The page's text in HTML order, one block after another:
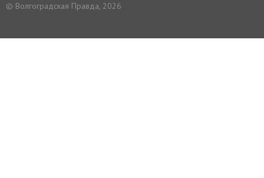
© Волгоградская Правда, 2026